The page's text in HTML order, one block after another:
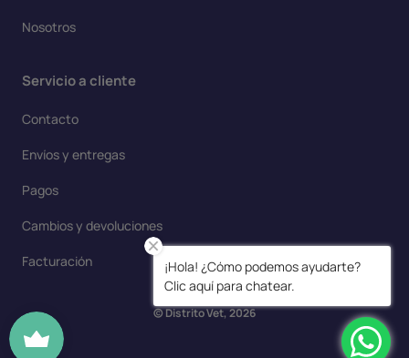
Nosotros
Servicio a cliente
Contacto
Envíos y entregas
Pagos
Cambios y devoluciones
Facturación
© Distrito Vet, 2026
¡Hola! ¿Cómo podemos ayudarte?
Clic aquí para chatear.